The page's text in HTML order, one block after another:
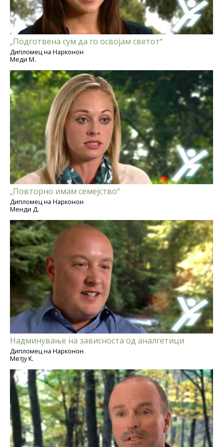
„Подготвена сум да го освојам светот“
Дипломец на Нарконон
Меди М.
„Повторно имам семејство“
Дипломец на Нарконон
Менди Д.
Надминување на зависноста од аналгетици
Дипломец на Нарконон
Метју К.